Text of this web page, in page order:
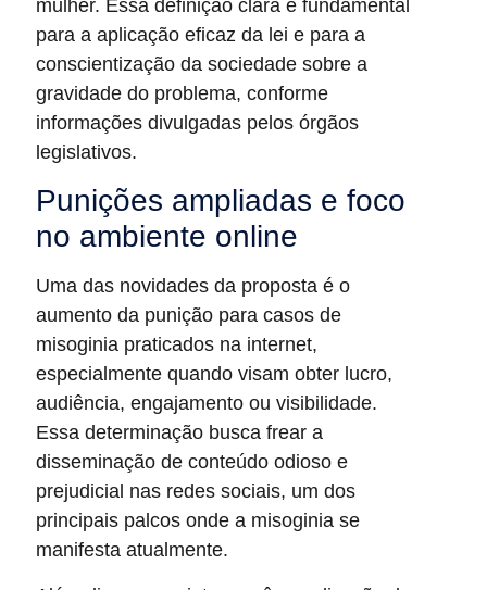
mulher. Essa definição clara é fundamental
para a aplicação eficaz da lei e para a
conscientização da sociedade sobre a
gravidade do problema, conforme
informações divulgadas pelos órgãos
legislativos.
Punições ampliadas e foco
no ambiente online
Uma das novidades da proposta é o
aumento da punição para casos de
misoginia praticados na internet,
especialmente quando visam obter lucro,
audiência, engajamento ou visibilidade.
Essa determinação busca frear a
disseminação de conteúdo odioso e
prejudicial nas redes sociais, um dos
principais palcos onde a misoginia se
manifesta atualmente.